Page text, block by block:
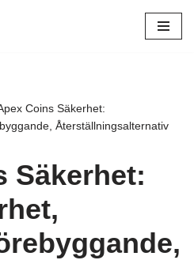
Coins Säkerhet:
Återställningsalternativ
Säkerhet: